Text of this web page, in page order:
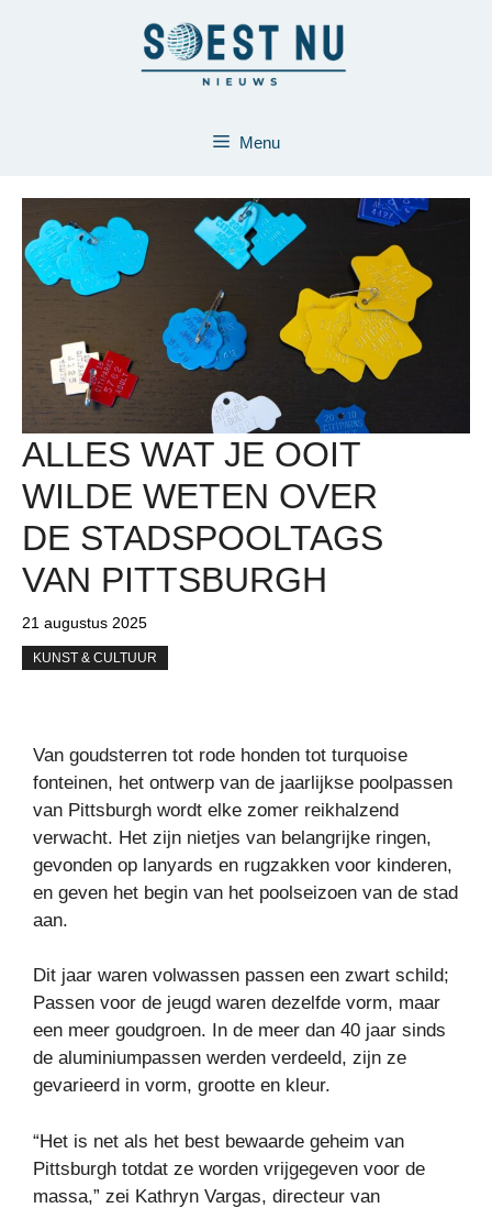
Menu
ALLES WAT JE OOIT
WILDE WETEN OVER
DE STADSPOOLTAGS
VAN PITTSBURGH
21 augustus 2025
KUNST & CULTUUR
Van goudsterren tot rode honden tot turquoise
fonteinen, het ontwerp van de jaarlijkse poolpassen
van Pittsburgh wordt elke zomer reikhalzend
verwacht. Het zijn nietjes van belangrijke ringen,
gevonden op lanyards en rugzakken voor kinderen,
en geven het begin van het poolseizoen van de stad
aan.
Dit jaar waren volwassen passen een zwart schild;
Passen voor de jeugd waren dezelfde vorm, maar
een meer goudgroen. In de meer dan 40 jaar sinds
de aluminiumpassen werden verdeeld, zijn ze
gevarieerd in vorm, grootte en kleur.
“Het is net als het best bewaarde geheim van
Pittsburgh totdat ze worden vrijgegeven voor de
massa,” zei Kathryn Vargas, directeur van